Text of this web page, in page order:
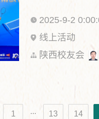
2025-9-2
线上活动
陕西校友会
1 ... 13 14